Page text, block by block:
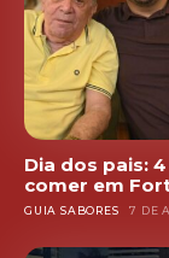
Dia dos pais:
comer em
GUIA SABORES 7 DE